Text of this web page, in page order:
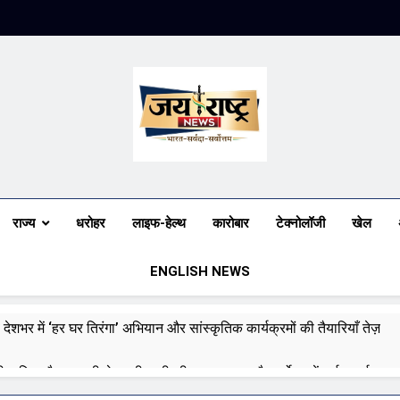
Jai Rashtra
राज्य धरोहर लाइफ-हेल्थ कारोबार टेक्नोलॉजी खेल
ENGLISH NEWS
में ‘हर घर तिरंगा’ अभियान और सांस्कृतिक कार्यक्रमों की तैयारियाँ तेज़
और बाढ़ की चेतावनी जारी की, उत्तर भारत और पूर्वोत्तर में हाई अलर्ट